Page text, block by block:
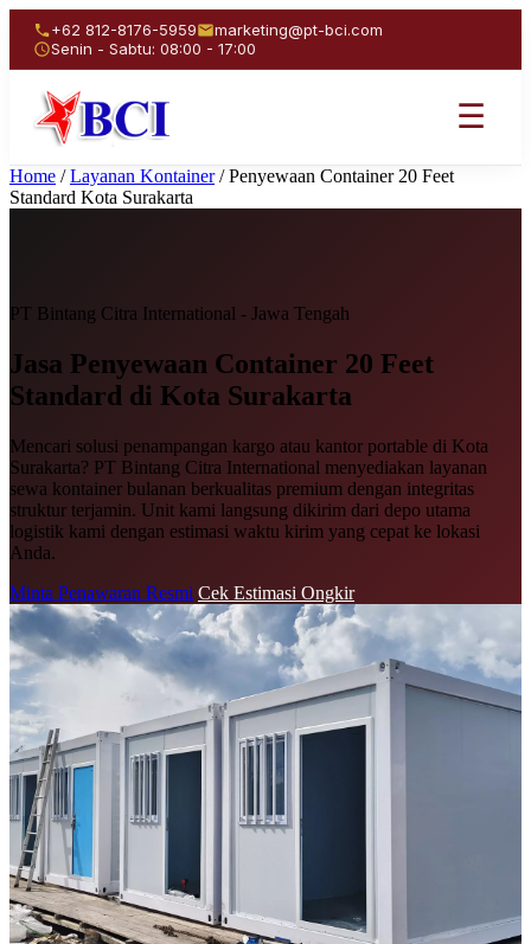
+62 812-8176-5959
marketing@pt-bci.com
Senin - Sabtu: 08:00 - 17:00
☰
Home / Layanan Kontainer / Penyewaan Container 20 Feet
Standard Kota Surakarta
PT Bintang Citra International - Jawa Tengah
Jasa Penyewaan Container 20 Feet
Standard di Kota Surakarta
Mencari solusi penampangan kargo atau kantor portable di Kota
Surakarta? PT Bintang Citra International menyediakan layanan
sewa kontainer bulanan berkualitas premium dengan integritas
struktur terjamin. Unit kami langsung dikirim dari depo utama
logistik kami dengan estimasi waktu kirim yang cepat ke lokasi
Anda.
Minta Penawaran Resmi Cek Estimasi Ongkir